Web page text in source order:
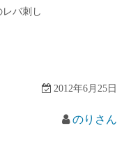
レバ刺し
2012年6月25日
のりさん